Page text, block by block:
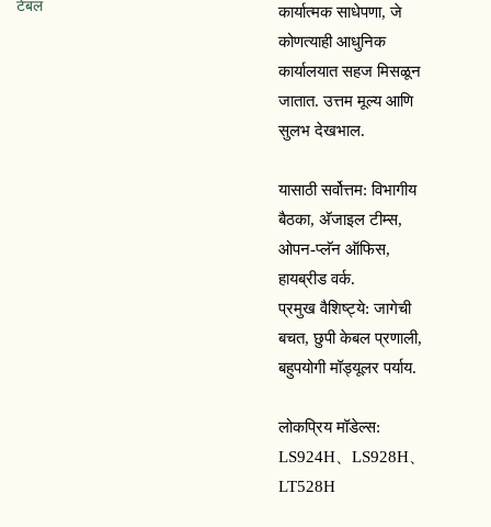
कार्यात्मक साधेपणा, जे
कोणत्याही आधुनिक
कार्यालयात सहज मिसळून
जातात. उत्तम मूल्य आणि
सुलभ देखभाल.
यासाठी सर्वोत्तम: विभागीय
बैठका, अ‍ॅजाइल टीम्स,
ओपन-प्लॅन ऑफिस,
हायब्रीड वर्क.
प्रमुख वैशिष्ट्ये: जागेची
बचत, छुपी केबल प्रणाली,
बहुपयोगी मॉड्यूलर पर्याय.
लोकप्रिय मॉडेल्स:
LS924H、 LS928H、
LT528H